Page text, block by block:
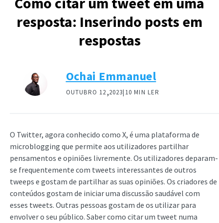
resposta: Inserindo posts em
respostas
Ochai Emmanuel
OUTUBRO 12,2023| 10 MIN LER
O Twitter, agora conhecido como X, é uma plataforma de
microblogging que permite aos utilizadores partilhar
pensamentos e opiniões livremente. Os utilizadores deparam-
se frequentemente com tweets interessantes de outros
tweeps e gostam de partilhar as suas opiniões. Os criadores de
conteúdos gostam de iniciar uma discussão saudável com
esses tweets. Outras pessoas gostam de os utilizar para
envolver o seu público. Saber como citar um tweet numa